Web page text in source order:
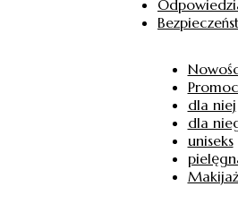
dla niej
dla
uniseks
Makijaż